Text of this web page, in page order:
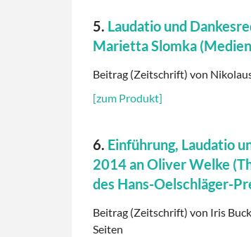
5. Laudatio und
Marietta Slomka
Beitrag (Zeitschrift) von
[zum Produkt]
6. Einführung, Laudatio
2014 an Oliver Welke
des Hans-Oelschläger-
Beitrag (Zeitschrift) von Iris
Seiten